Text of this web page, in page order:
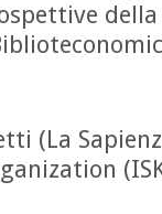
(La